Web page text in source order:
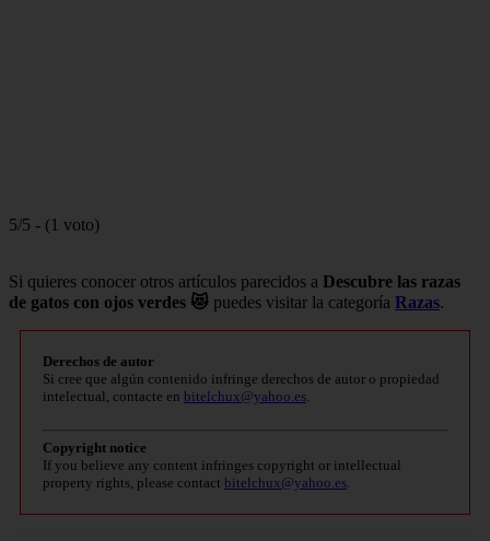
5/5 - (1 voto)
Si quieres conocer otros artículos parecidos a Descubre las razas
de gatos con ojos verdes 😻 puedes visitar la categoría Razas.
Derechos de autor
Si cree que algún contenido infringe derechos de autor o propiedad
intelectual, contacte en bitelchux@yahoo.es
Copyright notice
If you believe any content infringes copyright or intellectual
property rights, please contact bitelchux@yahoo.es